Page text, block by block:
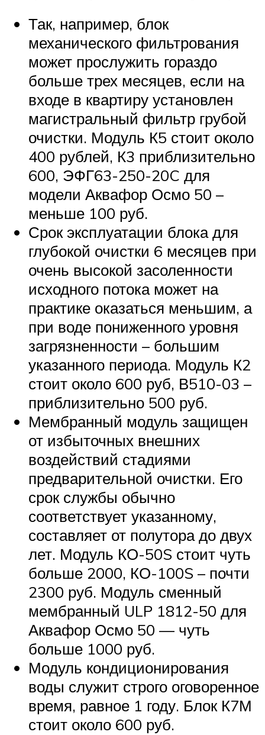
Так, например, блок
механического фильтрования
может прослужить гораздо
больше трех месяцев, если на
входе в квартиру установлен
магистральный фильтр грубой
очистки. Модуль К5 стоит около
400 рублей, К3 приблизительно
600, ЭФГ63-250-20C для
модели Аквафор Осмо 50 –
меньше 100 руб.
Срок эксплуатации блока для
глубокой очистки 6 месяцев при
очень высокой засоленности
исходного потока может на
практике оказаться меньшим, а
при воде пониженного уровня
загрязненности – большим
указанного периода. Модуль К2
стоит около 600 руб, В510-03 –
приблизительно 500 руб.
Мембранный модуль защищен
от избыточных внешних
воздействий стадиями
предварительной очистки. Его
срок службы обычно
соответствует указанному,
составляет от полутора до двух
лет. Модуль КО-50S стоит чуть
больше 2000, КО-100S – почти
2300 руб. Модуль сменный
мембранный ULP 1812-50 для
Аквафор Осмо 50 — чуть
больше 1000 руб.
Модуль кондиционирования
воды служит строго оговоренное
время, равное 1 году. Блок К7М
стоит около 600 руб.